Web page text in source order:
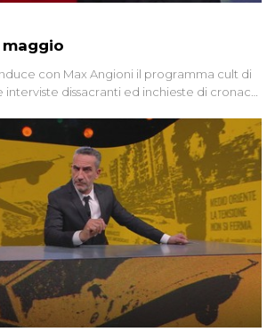
con Max Angioni il programma cult di
interviste dissacranti ed inchieste di cronaca